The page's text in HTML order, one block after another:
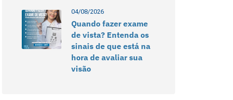
04/08/2026
Quando fazer exame
de vista? Entenda os
sinais de que está na
hora de avaliar sua
visão